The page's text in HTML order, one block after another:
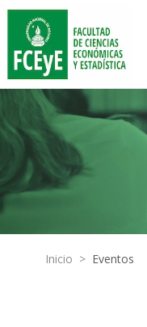
Inicio > Eventos